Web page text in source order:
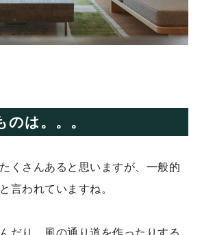
のは。。。
くさんあると思いますが、一般的
言われていますね。